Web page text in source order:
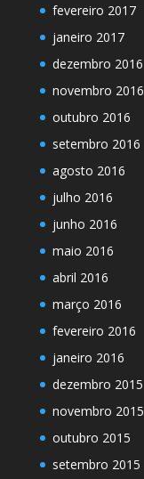
fevereiro 2017
janeiro 2017
dezembro 2016
novembro 2016
outubro 2016
setembro 2016
agosto 2016
julho 2016
junho 2016
maio 2016
abril 2016
março 2016
fevereiro 2016
janeiro 2016
dezembro 2015
novembro 2015
outubro 2015
setembro 2015